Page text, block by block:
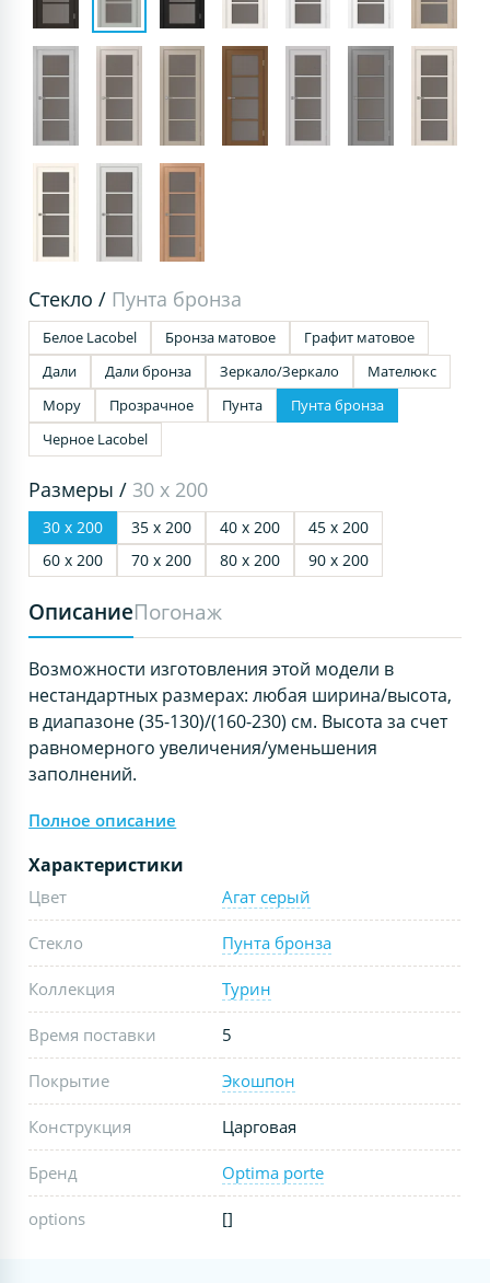
Стекло / Пунта бронза
Белое Lacobel Бронза матовое
Графит матовое
Дали
Дали бронза Зеркало/Зеркало
Мателюкс
Мору
Прозрачное Пунта
Пунта бронза
Черное Lacobel
Размеры / 30 х 200
30 х 200 35 х 200 40 х 200
45 х 200
60 х 200
70 х 200 80 х 200 90 х 200
ОписаниеПогонаж
Возможности изготовления этой модели в
нестандартных размерах: любая ширина/высота,
в диапазоне (35-130)/(160-230) см. Высота за счет
равномерного увеличения/уменьшения
заполнений.
Полное описание
Характеристики
Цвет Агат серый
Стекло Пунта бронза
Коллекция Турин
Время поставки 5
Покрытие Экошпон
Конструкция Царговая
Бренд Optima porte
options []